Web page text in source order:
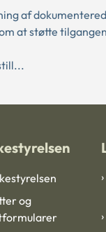
af
at støtte
og